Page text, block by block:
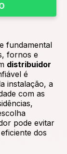
fundamental
fornos e
distribuidor
é
instalação, a
com as
pode evitar
dos